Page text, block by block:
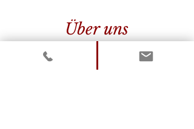
Über uns
Das Mentale Lichtzentrum hat es
sich zum Ziel gesetzt, energetisch-